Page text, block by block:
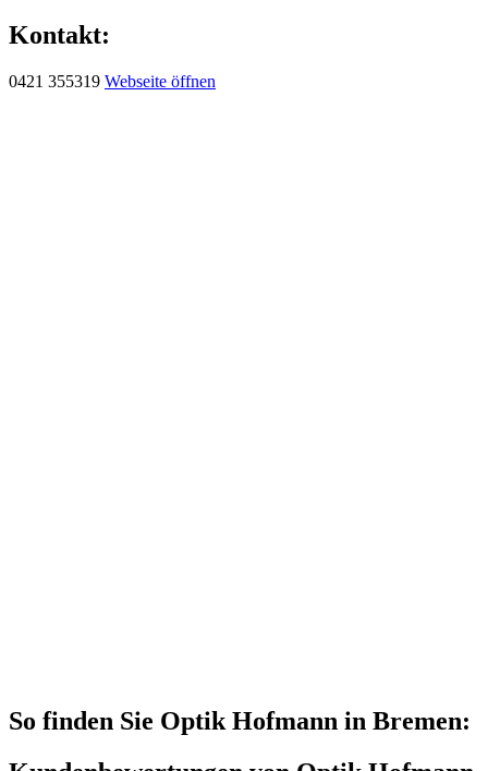
Kontakt:
0421 355319 Webseite öffnen
So finden Sie Optik Hofmann in Bremen: